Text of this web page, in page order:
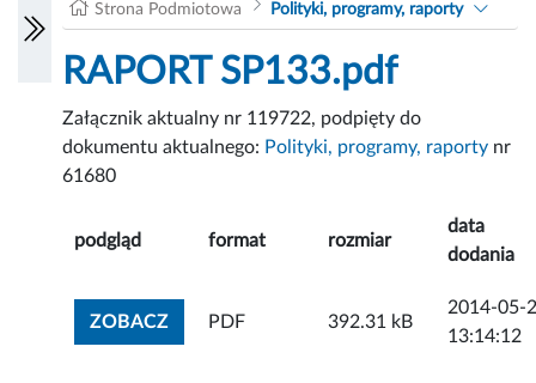
Strona Podmiotowa Polityki, programy, raporty
RAPORT SP133.pdf
Załącznik aktualny nr 119722, podpięty do
dokumentu aktualnego: Polityki, programy, raporty nr
61680
podgląd format rozmiar
data
dodania
ZOBACZZOBACZ ZAŁĄCZNIK
PDF 392.31 kB
2014-05-
13:14:12